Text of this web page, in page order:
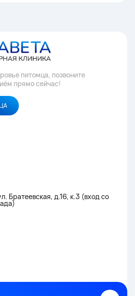
питомца, позвоните
прямо сейчас!
Братеевская, д.16, к.3 (вход со